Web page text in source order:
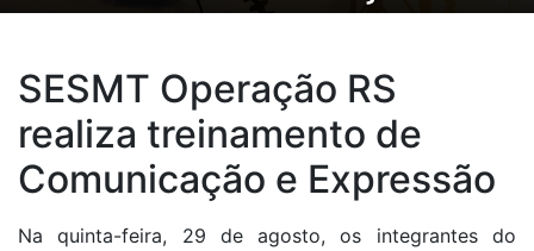
SESMT Operação RS
realiza treinamento de
Comunicação e Expressão
Na quinta-feira, 29 de agosto, os integrantes do